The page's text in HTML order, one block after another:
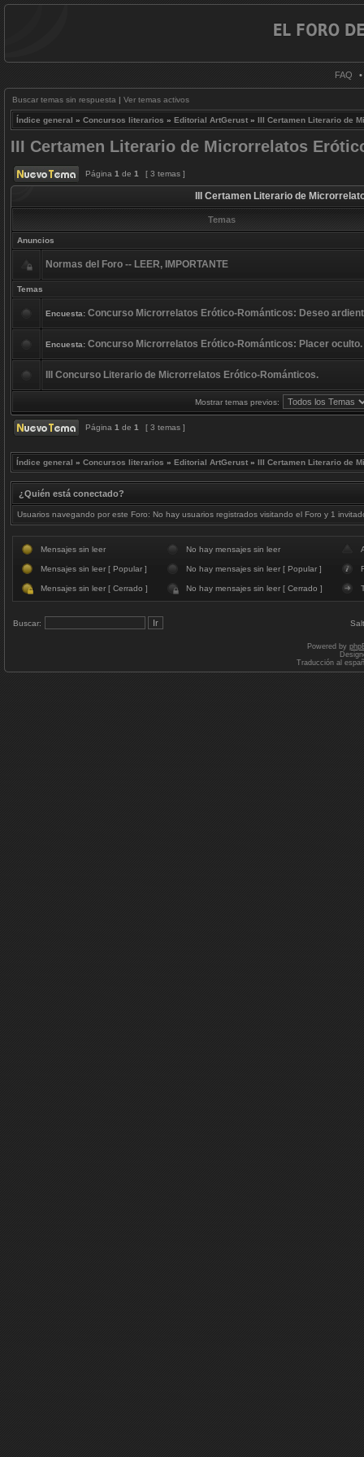
FAQ •
Buscar temas sin respuesta | Ver temas activos
Índice general » Concursos literarios » Editorial ArtGerust » III Certamen Literario de
III Certamen Literario de Microrrelatos
Página 1 de 1 [ 3 temas ]
III Certamen Literario de
Temas
Anuncios
Normas del Foro -- LEER, IMPORTANTE
Temas
Encuesta: Concurso Microrrelatos Erótico-Románticos: Deseo
Encuesta: Concurso Microrrelatos Erótico-Románticos: Placer oculto.
III Concurso Literario de Microrrelatos Erótico-Románticos.
Mostrar temas previos:
Página 1 de 1 [ 3 temas ]
Índice general » Concursos literarios » Editorial ArtGerust » III Certamen Literario de
¿Quién está conectado?
Usuarios navegando por este Foro: No hay usuarios registrados visitando el Foro y 1
Mensajes sin leer No hay mensajes sin leer
Mensajes sin leer [ Popular ] No hay mensajes sin leer [ Popular ]
Mensajes sin leer [ Cerrado ] No hay mensajes sin leer [ Cerrado ]
Buscar:
Powered by
Traducción al